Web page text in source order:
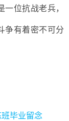
位抗战老兵，
争有着密不可分
班毕业留念